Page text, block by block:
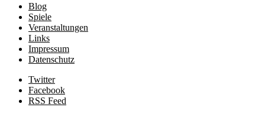
Blog
Spiele
Veranstaltungen
Links
Impressum
Datenschutz
Twitter
Facebook
RSS Feed